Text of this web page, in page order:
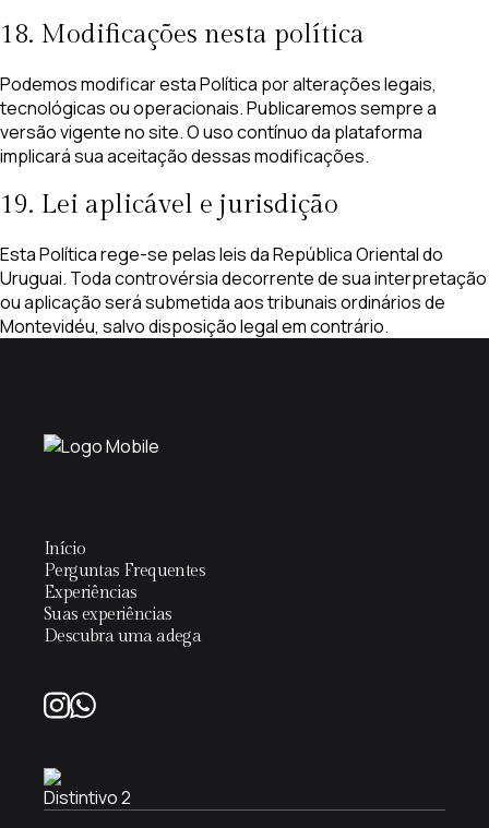
18. Modificações nesta política
Podemos modificar esta Política por alterações legais,
tecnológicas ou operacionais. Publicaremos sempre a
versão vigente no site. O uso contínuo da plataforma
implicará sua aceitação dessas modificações.
19. Lei aplicável e jurisdição
Esta Política rege-se pelas leis da República Oriental do
Uruguai. Toda controvérsia decorrente de sua interpretação
ou aplicação será submetida aos tribunais ordinários de
Montevidéu, salvo disposição legal em contrário.
Início
Perguntas Frequentes
Experiências
Suas experiências
Descubra uma adega